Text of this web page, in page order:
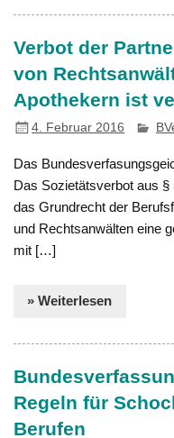
Verbot der
von
Apothekern ist
4. Februar 2016
Das
Das Sozietätsverbot aus
das Grundrecht der
und Rechtsanwälten eine
mit […]
» Weiterlesen
Regeln für
Berufen